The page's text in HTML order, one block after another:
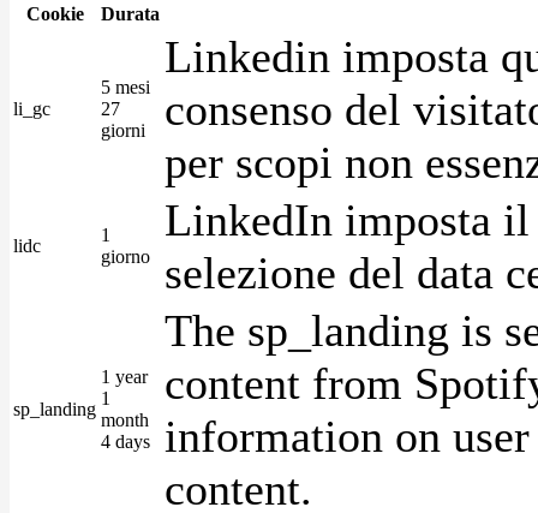
Cookie Durata
li_gc
5 mesi
27
giorni
Linkedin imposta
consenso del
per scopi non
lidc
1
giorno
LinkedIn imposta
selezione del data
sp_landing
1 year
1
month
4 days
The sp_landing is
content from
information on
content.